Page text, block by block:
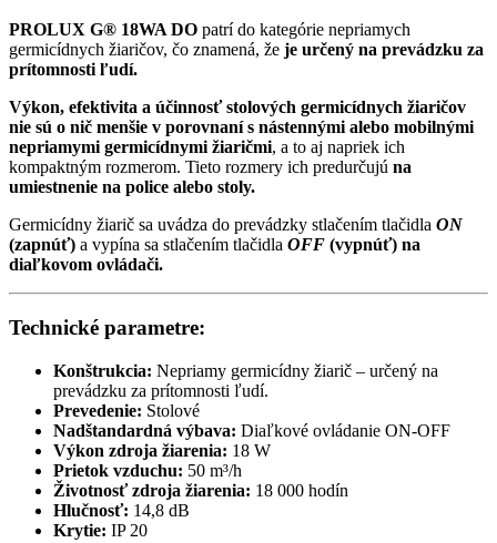
PROLUX G® 18WA DO patrí do kategórie nepriamych
germicídnych žiaričov, čo znamená, že je určený na prevádzku za
prítomnosti ľudí.
Výkon, efektivita a účinnosť stolových germicídnych žiaričov
nie sú o nič menšie v porovnaní s nástennými alebo mobilnými
nepriamymi germicídnymi žiaričmi, a to aj napriek ich
kompaktným rozmerom. Tieto rozmery ich predurčujú na
umiestnenie na police alebo stoly.
Germicídny žiarič sa uvádza do prevádzky stlačením tlačidla ON
(zapnúť) a vypína sa stlačením tlačidla OFF (vypnúť) na
diaľkovom ovládači.
Technické parametre:
Konštrukcia: Nepriamy germicídny žiarič – určený na
prevádzku za prítomnosti ľudí.
Prevedenie: Stolové
Nadštandardná výbava: Diaľkové ovládanie ON-OFF
Výkon zdroja žiarenia: 18 W
Prietok vzduchu: 50 m³/h
Životnosť zdroja žiarenia: 18 000 hodín
Hlučnosť: 14,8 dB
Krytie: IP 20